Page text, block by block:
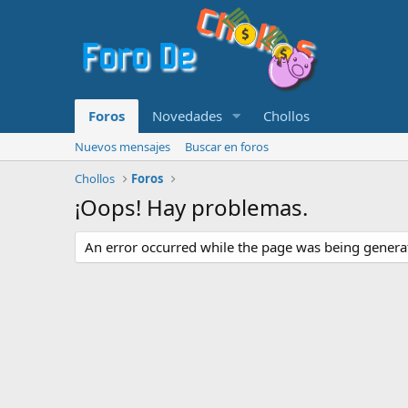
Foros Novedades Chollos
Nuevos mensajes
Buscar en foros
Chollos
Foros
¡Oops! Hay problemas.
An error occurred while the page was being